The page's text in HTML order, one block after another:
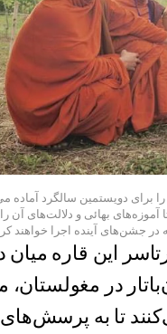
برای دویستمین سالگرد آماده
بهائی و دلالت‌های آن
جشن‌های آینده اجرا خواهند
این قاره میان
در
تا به پرسش‌های